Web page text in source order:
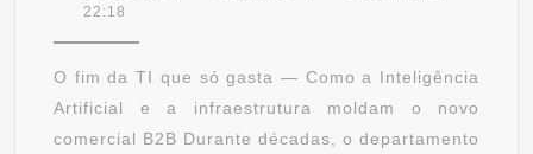
–
VOL.
1
22:18
O fim da TI que só gasta — Como a Inteligência
Artificial e a infraestrutura moldam o novo
comercial B2B Durante décadas, o departamento